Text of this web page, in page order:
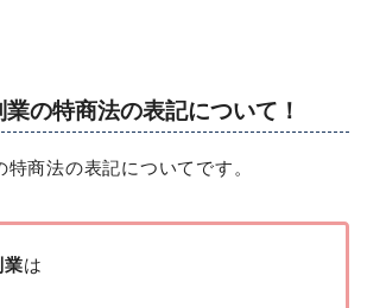
の特商法の表記について！
特商法の表記についてです。
業は